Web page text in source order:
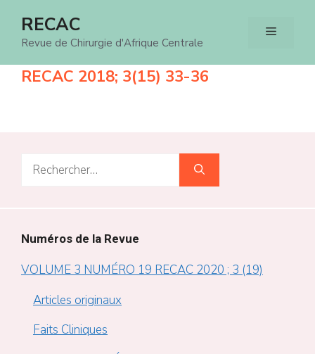
RECAC
Revue de Chirurgie d'Afrique Centrale
Menu
RECAC 2018; 3(15) 33-36
Rechercher :
Numéros de la Revue
VOLUME 3 NUMÉRO 19 RECAC 2020 ; 3 (19)
Articles originaux
Faits Cliniques